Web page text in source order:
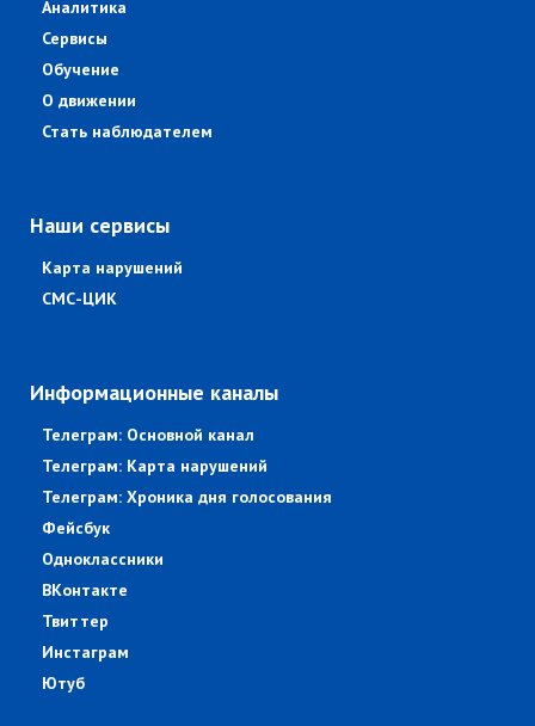
Аналитика
Сервисы
Обучение
О движении
Стать наблюдателем
Наши сервисы
Карта нарушений
СМС-ЦИК
Информационные каналы
Телеграм: Основной канал
Телеграм: Карта нарушений
Телеграм: Хроника дня голосования
Фейсбук
Одноклассники
ВКонтакте
Твиттер
Инстаграм
Ютуб